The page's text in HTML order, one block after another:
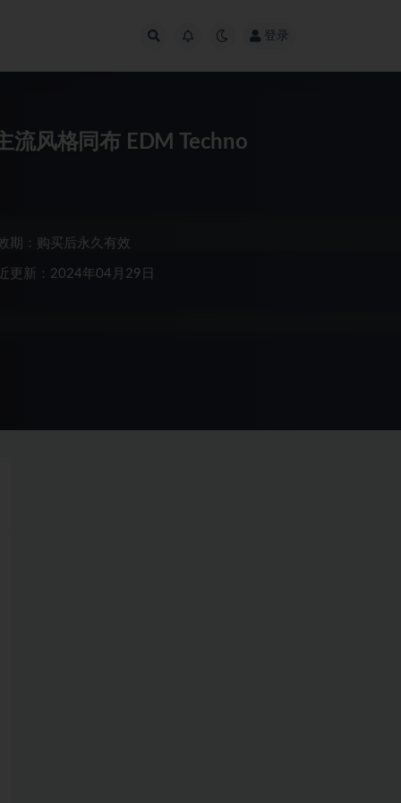
登录
流风格同布 EDM Techno
期：购买后永久有效
更新：2024年04月29日